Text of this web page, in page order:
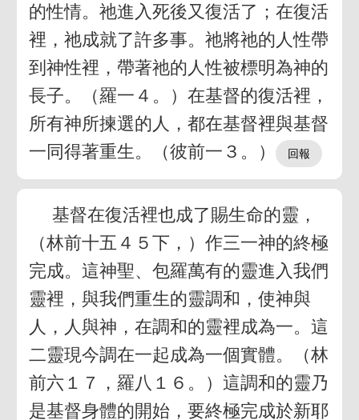
的性情。祂進入死後又復活了；在復活
裡，祂成就了許多事。祂將祂的人性帶
到神性裡，帶著祂的人性被標明為神的
長子。（羅一４。）在基督的復活裡，
所有神所揀選的人，都在基督裡與基督
一同得著重生。（彼前一３。）
基督在復活裡也成了賜生命的靈，
（林前十五４５下，）作三一神的終極
完成。這神聖、包羅萬有的靈進入我們
靈裡，與我們重生的靈調和，使神與
人，人與神，在調和的靈裡成為一。這
二靈現今調在一起成為一個實體。（林
前六１７，羅八１６。）這調和的靈乃
是基督身體的開始，要終極完成於新耶